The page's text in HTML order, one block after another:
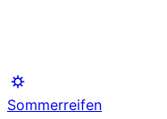
Sommerreifen